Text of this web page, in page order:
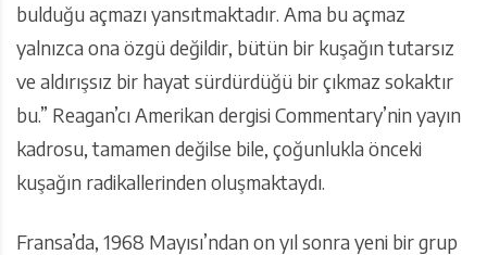
bulduğu açmazı yansıtmaktadır. Ama bu açmaz
yalnızca ona özgü değildir, bütün bir kuşağın tutarsız
ve aldırışsız bir hayat sürdürdüğü bir çıkmaz sokaktır
bu.” Reagan’cı Amerikan dergisi Commentary’nin yayın
kadrosu, tamamen değilse bile, çoğunlukla önceki
kuşağın radikallerinden oluşmaktaydı.
Fransa’da, 1968 Mayısı’ndan on yıl sonra yeni bir grup